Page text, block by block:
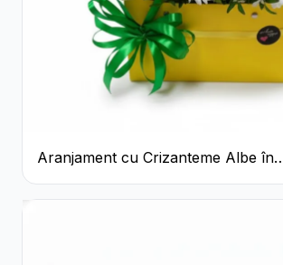
Aranjament cu Crizanteme Albe în
Cutie Galbenă